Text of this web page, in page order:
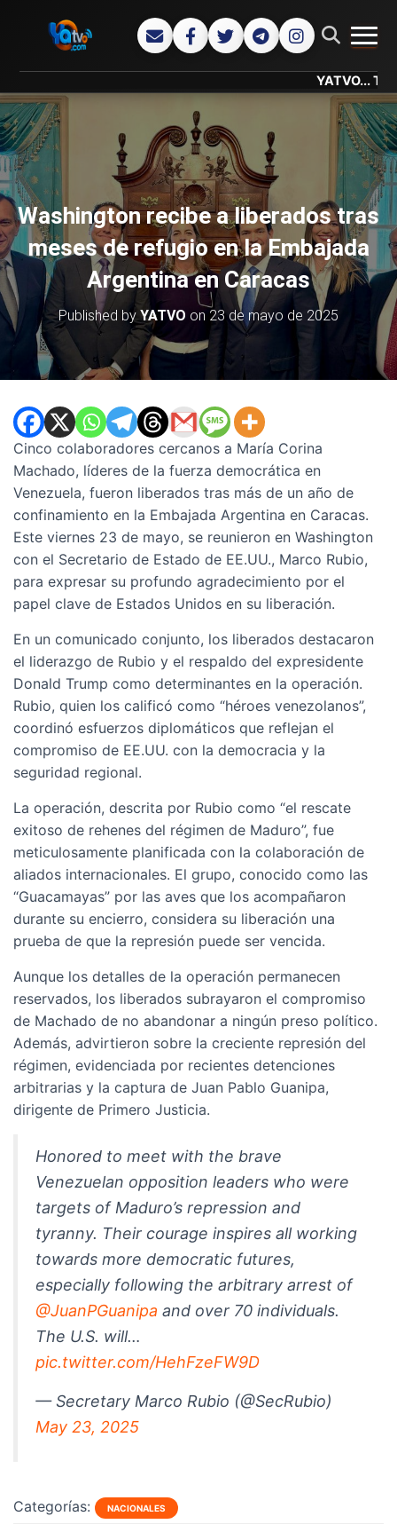
YATVO... Tu
Washington recibe a liberados tras
meses de refugio en la Embajada
Argentina en Caracas
Published by YATVO on 23 de mayo de 2025
Cinco colaboradores cercanos a María Corina
Machado, líderes de la fuerza democrática en
Venezuela, fueron liberados tras más de un año de
confinamiento en la Embajada Argentina en Caracas.
Este viernes 23 de mayo, se reunieron en Washington
con el Secretario de Estado de EE.UU., Marco Rubio,
para expresar su profundo agradecimiento por el
papel clave de Estados Unidos en su liberación.
En un comunicado conjunto, los liberados destacaron
el liderazgo de Rubio y el respaldo del expresidente
Donald Trump como determinantes en la operación.
Rubio, quien los calificó como “héroes venezolanos”,
coordinó esfuerzos diplomáticos que reflejan el
compromiso de EE.UU. con la democracia y la
seguridad regional.
La operación, descrita por Rubio como “el rescate
exitoso de rehenes del régimen de Maduro”, fue
meticulosamente planificada con la colaboración de
aliados internacionales. El grupo, conocido como las
“Guacamayas” por las aves que los acompañaron
durante su encierro, considera su liberación una
prueba de que la represión puede ser vencida.
Aunque los detalles de la operación permanecen
reservados, los liberados subrayaron el compromiso
de Machado de no abandonar a ningún preso político.
Además, advirtieron sobre la creciente represión del
régimen, evidenciada por recientes detenciones
arbitrarias y la captura de Juan Pablo Guanipa,
dirigente de Primero Justicia.
Honored to meet with the brave
Venezuelan opposition leaders who were
targets of Maduro’s repression and
tyranny. Their courage inspires all working
towards more democratic futures,
especially following the arbitrary arrest of
@JuanPGuanipa and over 70 individuals.
The U.S. will…
pic.twitter.com/HehFzeFW9D
— Secretary Marco Rubio (@SecRubio)
May 23, 2025
Categorías: NACIONALES